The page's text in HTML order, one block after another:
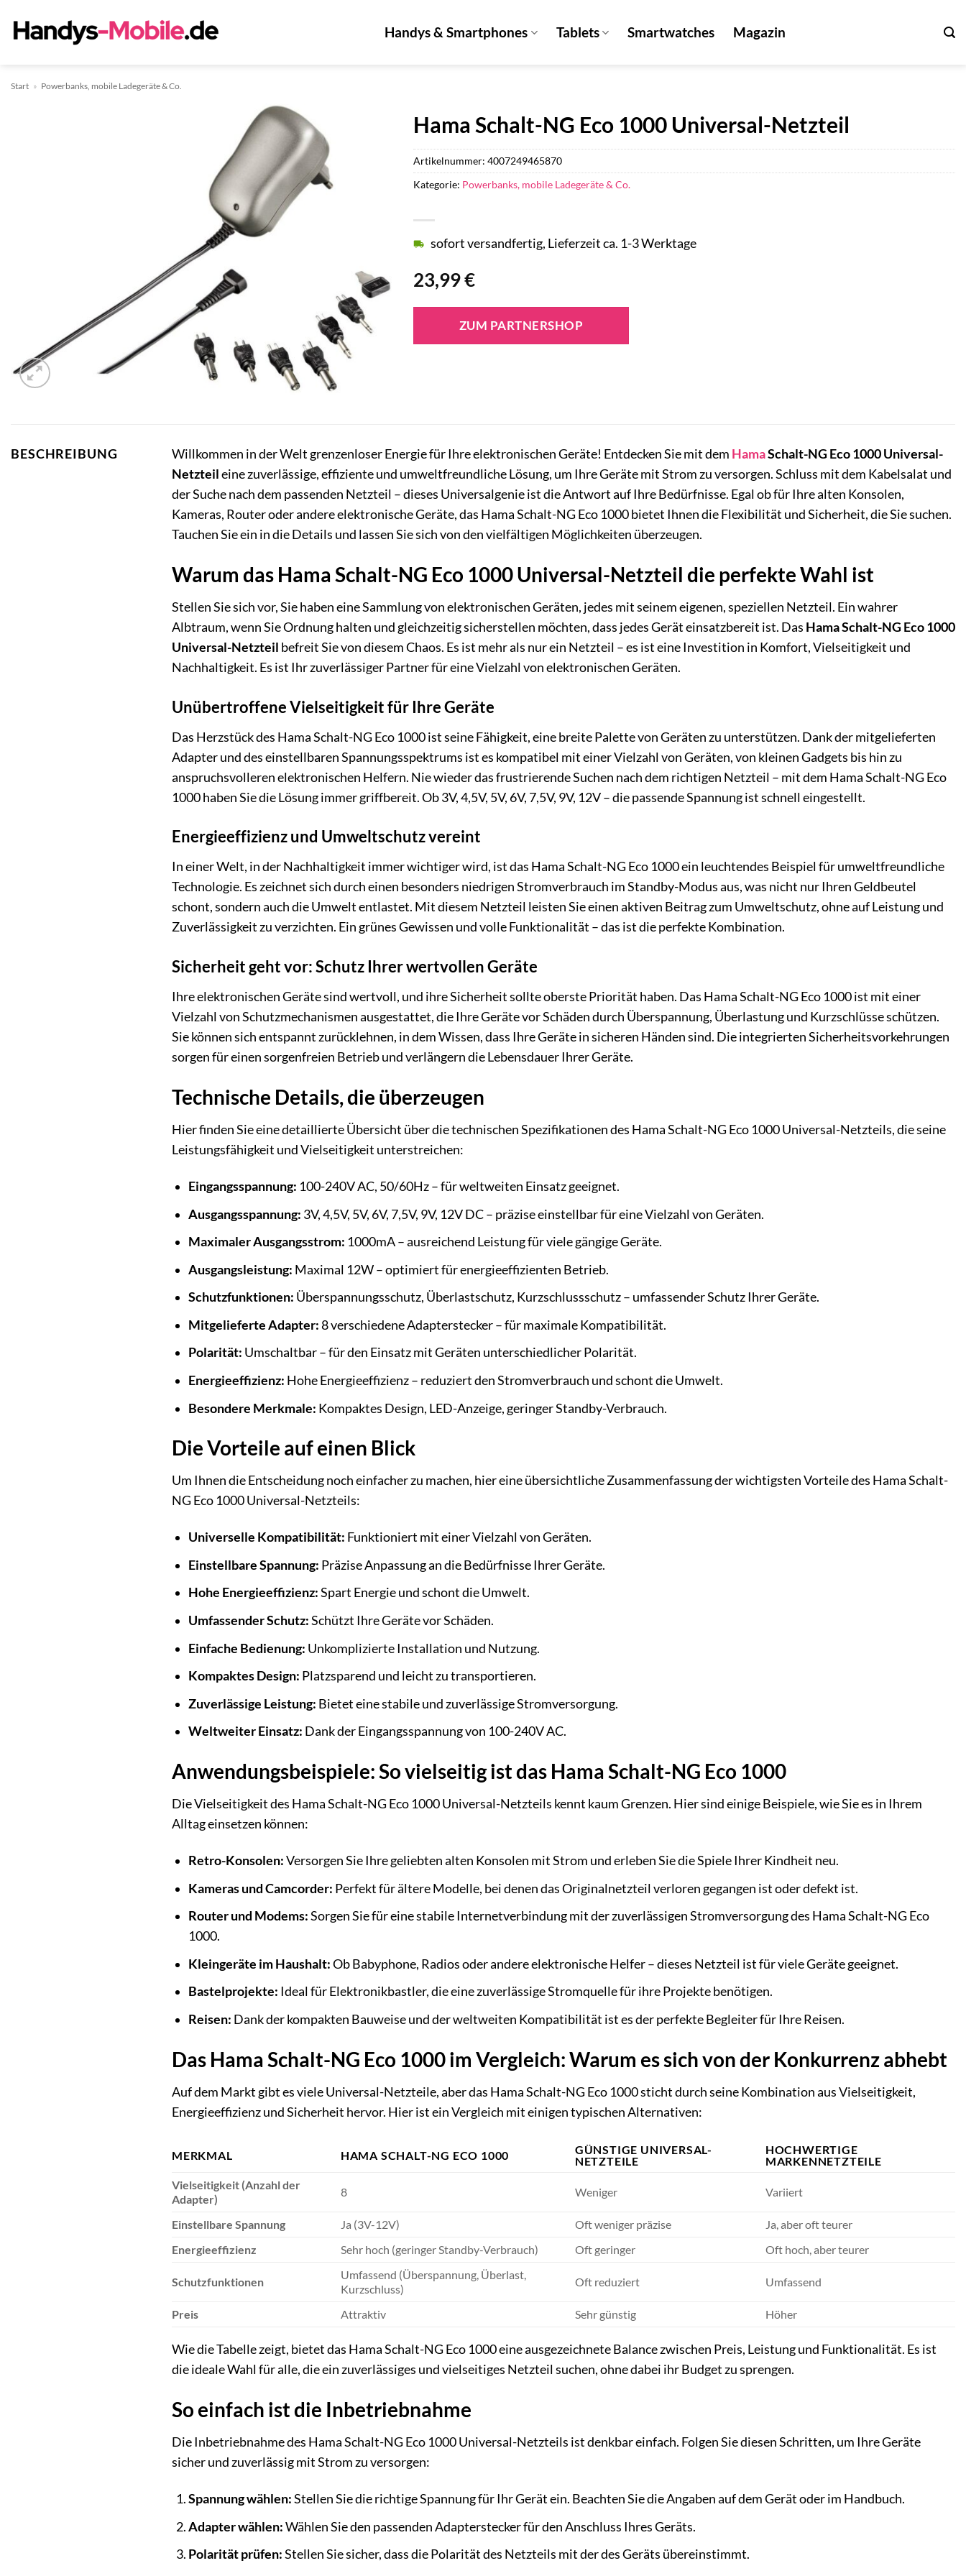
Inhalt
Handys & Smartphones Tablets Smartwatches Magazin
Start » Powerbanks, mobile Ladegeräte & Co.
Hama Schalt-NG Eco 1000 Universal-Netzteil
23,99€
sofort versandfertig, Lieferzeit ca. 1-3 Werktage
ZUM PARTNERSHOP
Artikelnummer: 4007249465870
Kategorie: Powerbanks, mobile Ladegeräte & Co.
BESCHREIBUNG Willkommen in der Welt grenzenloser Energie für Ihre elektronischen Geräte! Entdecken Sie mit dem HamaSchalt-NG Eco 1000 Universal-
Netzteileine zuverlässige, effiziente und umweltfreundliche Lösung, um Ihre Geräte mit Strom zu versorgen. Schluss mit dem Kabelsalat und
der Suche nach dem passenden Netzteil – dieses Universalgenie ist die Antwort auf Ihre Bedürfnisse. Egal ob für Ihre alten Konsolen,
Kameras, Router oder andere elektronische Geräte, das Hama Schalt-NG Eco 1000 bietet Ihnen die Flexibilität und Sicherheit, die Sie suchen.
Tauchen Sie ein in die Details und lassen Sie sich von den vielfältigen Möglichkeiten überzeugen.
Warum das Hama Schalt-NG Eco 1000 Universal-Netzteil die perfekte Wahl ist
Stellen Sie sich vor, Sie haben eine Sammlung von elektronischen Geräten, jedes mit seinem eigenen, speziellen Netzteil. Ein wahrer
Albtraum, wenn Sie Ordnung halten und gleichzeitig sicherstellen möchten, dass jedes Gerät einsatzbereit ist. Das Hama Schalt-NG Eco 1000
Universal-Netzteil befreit Sie von diesem Chaos. Es ist mehr als nur ein Netzteil – es ist eine Investition in Komfort, Vielseitigkeit und
Nachhaltigkeit. Es ist Ihr zuverlässiger Partner für eine Vielzahl von elektronischen Geräten.
Unübertroffene Vielseitigkeit für Ihre Geräte
Das Herzstück des Hama Schalt-NG Eco 1000 ist seine Fähigkeit, eine breite Palette von Geräten zu unterstützen. Dank der mitgelieferten
Adapter und des einstellbaren Spannungsspektrums ist es kompatibel mit einer Vielzahl von Geräten, von kleinen Gadgets bis hin zu
anspruchsvolleren elektronischen Helfern. Nie wieder das frustrierende Suchen nach dem richtigen Netzteil – mit dem Hama Schalt-NG Eco
1000 haben Sie die Lösung immer griffbereit. Ob 3V, 4,5V, 5V, 6V, 7,5V, 9V, 12V – die passende Spannung ist schnell eingestellt.
Energieeffizienz und Umweltschutz vereint
In einer Welt, in der Nachhaltigkeit immer wichtiger wird, ist das Hama Schalt-NG Eco 1000 ein leuchtendes Beispiel für umweltfreundliche
Technologie. Es zeichnet sich durch einen besonders niedrigen Stromverbrauch im Standby-Modus aus, was nicht nur Ihren Geldbeutel
schont, sondern auch die Umwelt entlastet. Mit diesem Netzteil leisten Sie einen aktiven Beitrag zum Umweltschutz, ohne auf Leistung und
Zuverlässigkeit zu verzichten. Ein grünes Gewissen und volle Funktionalität – das ist die perfekte Kombination.
Sicherheit geht vor: Schutz Ihrer wertvollen Geräte
Ihre elektronischen Geräte sind wertvoll, und ihre Sicherheit sollte oberste Priorität haben. Das Hama Schalt-NG Eco 1000 ist mit einer
Vielzahl von Schutzmechanismen ausgestattet, die Ihre Geräte vor Schäden durch Überspannung, Überlastung und Kurzschlüsse schützen.
Sie können sich entspannt zurücklehnen, in dem Wissen, dass Ihre Geräte in sicheren Händen sind. Die integrierten Sicherheitsvorkehrungen
sorgen für einen sorgenfreien Betrieb und verlängern die Lebensdauer Ihrer Geräte.
Technische Details, die überzeugen
Hier finden Sie eine detaillierte Übersicht über die technischen Spezifikationen des Hama Schalt-NG Eco 1000 Universal-Netzteils, die seine
Leistungsfähigkeit und Vielseitigkeit unterstreichen:
Eingangsspannung: 100-240V AC, 50/60Hz – für weltweiten Einsatz geeignet.
Ausgangsspannung: 3V, 4,5V, 5V, 6V, 7,5V, 9V, 12V DC – präzise einstellbar für eine Vielzahl von Geräten.
Maximaler Ausgangsstrom: 1000mA – ausreichend Leistung für viele gängige Geräte.
Ausgangsleistung: Maximal 12W – optimiert für energieeffizienten Betrieb.
Schutzfunktionen: Überspannungsschutz, Überlastschutz, Kurzschlussschutz – umfassender Schutz Ihrer Geräte.
Mitgelieferte Adapter:8 verschiedene Adapterstecker – für maximale Kompatibilität.
Polarität: Umschaltbar – für den Einsatz mit Geräten unterschiedlicher Polarität.
Energieeffizienz: Hohe Energieeffizienz – reduziert den Stromverbrauch und schont die Umwelt.
Besondere Merkmale: Kompaktes Design, LED-Anzeige, geringer Standby-Verbrauch.
Die Vorteile auf einen Blick
Um Ihnen die Entscheidung noch einfacher zu machen, hier eine übersichtliche Zusammenfassung der wichtigsten Vorteile des Hama Schalt-
NG Eco 1000 Universal-Netzteils:
Universelle Kompatibilität: Funktioniert mit einer Vielzahl von Geräten.
Einstellbare Spannung: Präzise Anpassung an die Bedürfnisse Ihrer Geräte.
Hohe Energieeffizienz:Spart Energie und schont die Umwelt.
Umfassender Schutz:Schützt Ihre Geräte vor Schäden.
Einfache Bedienung: Unkomplizierte Installation und Nutzung.
Kompaktes Design: Platzsparend und leicht zu transportieren.
Zuverlässige Leistung: Bietet eine stabile und zuverlässige Stromversorgung.
Weltweiter Einsatz: Dank der Eingangsspannung von 100-240V AC.
Anwendungsbeispiele: So vielseitig ist das Hama Schalt-NG Eco 1000
Die Vielseitigkeit des Hama Schalt-NG Eco 1000 Universal-Netzteils kennt kaum Grenzen. Hier sind einige Beispiele, wie Sie es in Ihrem
Alltag einsetzen können:
Retro-Konsolen:Versorgen Sie Ihre geliebten alten Konsolen mit Strom und erleben Sie die Spiele Ihrer Kindheit neu.
Kameras und Camcorder: Perfekt für ältere Modelle, bei denen das Originalnetzteil verloren gegangen ist oder defekt ist.
Router und Modems:Sorgen Sie für eine stabile Internetverbindung mit der zuverlässigen Stromversorgung des Hama Schalt-NG Eco
1000.
Kleingeräte im Haushalt:Ob Babyphone, Radios oder andere elektronische Helfer – dieses Netzteil ist für viele Geräte geeignet.
Bastelprojekte: Ideal für Elektronikbastler, die eine zuverlässige Stromquelle für ihre Projekte benötigen.
Reisen: Dank der kompakten Bauweise und der weltweiten Kompatibilität ist es der perfekte Begleiter für Ihre Reisen.
Das Hama Schalt-NG Eco 1000 im Vergleich: Warum es sich von der Konkurrenz abhebt
Auf dem Markt gibt es viele Universal-Netzteile, aber das Hama Schalt-NG Eco 1000 sticht durch seine Kombination aus Vielseitigkeit,
Energieeffizienz und Sicherheit hervor. Hier ist ein Vergleich mit einigen typischen Alternativen:
MERKMAL HAMA SCHALT-NG ECO 1000
GÜNSTIGE UNIVERSAL-
NETZTEILE
HOCHWERTIGE
MARKENNETZTEILE
Vielseitigkeit (Anzahl der
Adapter)
8 Weniger Variiert
Einstellbare Spannung Ja (3V-12V) Oft weniger präzise
Ja, aber oft teurer
Energieeffizienz
Sehr hoch (geringer Standby-Verbrauch) Oft geringer Oft hoch, aber teurer
Schutzfunktionen
Umfassend (Überspannung, Überlast,
Kurzschluss)
Oft reduziert Umfassend
Preis Attraktiv Sehr günstig Höher
Wie die Tabelle zeigt, bietet das Hama Schalt-NG Eco 1000 eine ausgezeichnete Balance zwischen Preis, Leistung und Funktionalität. Es ist
die ideale Wahl für alle, die ein zuverlässiges und vielseitiges Netzteil suchen, ohne dabei ihr Budget zu sprengen.
So einfach ist die Inbetriebnahme
Die Inbetriebnahme des Hama Schalt-NG Eco 1000 Universal-Netzteils ist denkbar einfach. Folgen Sie diesen Schritten, um Ihre Geräte
sicher und zuverlässig mit Strom zu versorgen:
Spannung wählen:Stellen Sie die richtige Spannung für Ihr Gerät ein. Beachten Sie die Angaben auf dem Gerät oder im Handbuch.
Adapter wählen:Wählen Sie den passenden Adapterstecker für den Anschluss Ihres Geräts.
Polarität prüfen:Stellen Sie sicher, dass die Polarität des Netzteils mit der des Geräts übereinstimmt.